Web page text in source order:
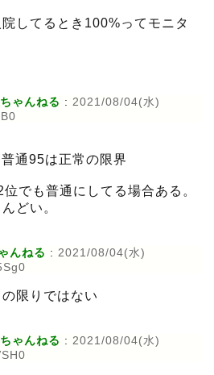
してるとき100%ってモニタ
ゃんねる : 2021/08/04(水)
通95は正常の限界
でも普通にしてる場合ある。
どい。
んねる : 2021/08/04(水)
限りではない
ゃんねる : 2021/08/04(水)